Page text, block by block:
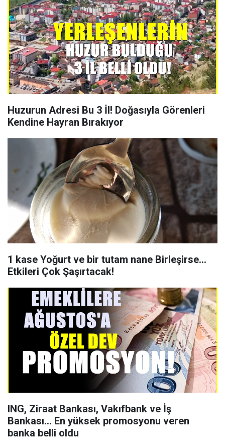
Huzurun Adresi Bu 3 İl! Doğasıyla Görenleri
Kendine Hayran Bırakıyor
1 kase Yoğurt ve bir tutam nane Birleşirse…
Etkileri Çok Şaşırtacak!
ING, Ziraat Bankası, Vakıfbank ve İş
Bankası… En yüksek promosyonu veren
banka belli oldu